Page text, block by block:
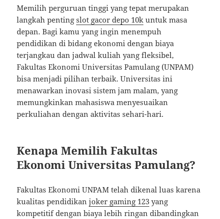
Memilih perguruan tinggi yang tepat merupakan
langkah pentingslot gacor depo 10k untuk masa
depan. Bagi kamu yang ingin menempuh
pendidikan di bidang ekonomi dengan biaya
terjangkau dan jadwal kuliah yang fleksibel,
Fakultas Ekonomi Universitas Pamulang (UNPAM)
bisa menjadi pilihan terbaik. Universitas ini
menawarkan inovasi sistem jam malam, yang
memungkinkan mahasiswa menyesuaikan
perkuliahan dengan aktivitas sehari-hari.
Kenapa Memilih Fakultas
Ekonomi Universitas Pamulang?
Fakultas Ekonomi UNPAM telah dikenal luas karena
kualitas pendidikanjoker gaming 123 yang
kompetitif dengan biaya lebih ringan dibandingkan